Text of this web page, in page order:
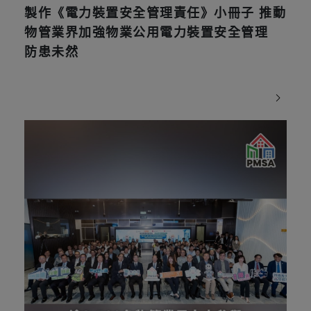
製作《電力裝置安全管理責任》小冊子 推動
物管業界加強物業公用電力裝置安全管理
防患未然